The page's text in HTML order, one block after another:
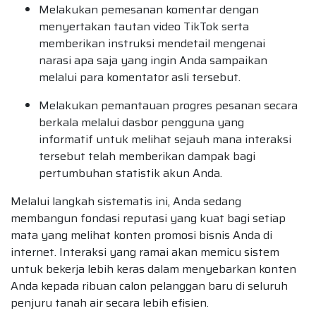
Melakukan pemesanan komentar dengan
menyertakan tautan video TikTok serta
memberikan instruksi mendetail mengenai
narasi apa saja yang ingin Anda sampaikan
melalui para komentator asli tersebut.
Melakukan pemantauan progres pesanan secara
berkala melalui dasbor pengguna yang
informatif untuk melihat sejauh mana interaksi
tersebut telah memberikan dampak bagi
pertumbuhan statistik akun Anda.
Melalui langkah sistematis ini, Anda sedang
membangun fondasi reputasi yang kuat bagi setiap
mata yang melihat konten promosi bisnis Anda di
internet. Interaksi yang ramai akan memicu sistem
untuk bekerja lebih keras dalam menyebarkan konten
Anda kepada ribuan calon pelanggan baru di seluruh
penjuru tanah air secara lebih efisien.